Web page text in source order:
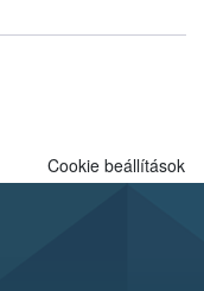
elleni további
termesztésben is
Cookie beállítások